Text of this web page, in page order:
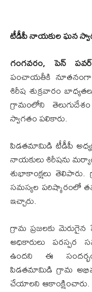
టీడీపీ నాయకుల ఘన
గంగవరం, పెన్
పంచాయతీకి
శిరీష శుక్రవారం
గ్రామంలోని
స్వాగతం పలికారు.
పిడతమామిడి టీడీపీ
నాయకులు శిరీషను
శుభాకాంక్షలు
సమస్యల పరిష్కారంలో
ఇచ్చారు.
గ్రామ ప్రజలకు మెరుగైన
అధికారులు
ఉందని ఈ
పిడతమామిడి గ్రామ
చేయాలని ఆకాంక్షించారు.